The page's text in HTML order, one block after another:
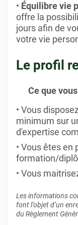
Équilibre vie
offre la
jours afin de
votre vie
Le profil
Ce que
Vous
minimum sur
d'expertise
Vous êtes en
formation/
Vous
Les informations
font l’objet d’un
du Règlement